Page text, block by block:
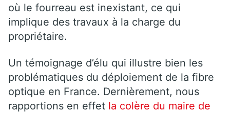
où le fourreau est inexistant, ce qui
implique des travaux à la charge du
propriétaire.
Un témoignage d’élu qui illustre bien les
problématiques du déploiement de la fibre
optique en France. Dernièrement, nous
rapportions en effet la colère du maire de